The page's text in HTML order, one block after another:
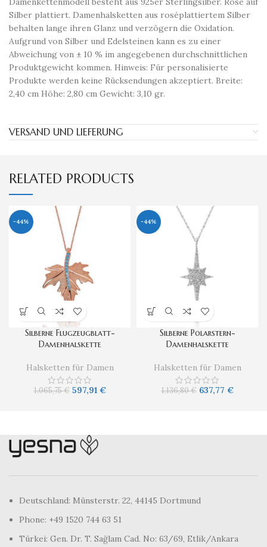
Silber plattiert. Damenhalsketten aus roséplattiertem Silber
behalten lange ihren Glanz und verzögern die Oxidation.
Aufgrund von Silber und Edelsteinen kann es zu einer
Abweichung von ± 10 % im angegebenen durchschnittlichen
Produktgewicht kommen. Hinweis: Für personalisierte
Produkte werden keine Rücksendungen akzeptiert. Breite:
2,40 cm Höhe: 2,80 cm Gewicht: 3,10 gr.
VERSAND UND LIEFERUNG
RELATED PRODUCTS
-44%
Silberne Flugzeugblatt-
Damenhalskette
Halsketten für Damen
1.065,75€ 597,91 €
-44%
Silberne Polarstern-
Damenhalskette
Halsketten für Damen
1.136,80€ 637,77 €
Deutschland: Münsterstr. 22, 44145 Dortmund
Phone: +49 1520 744 63 51
Türkei: Gen. Dr. T. Sağlam Cad. No: 63/69, Etlik/Ankara